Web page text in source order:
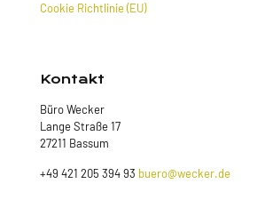
Cookie Richtlinie (EU)
Kontakt
Büro Wecker
Lange Straße 17
27211 Bassum
+49 421 205 394 93 buero@wecker.de